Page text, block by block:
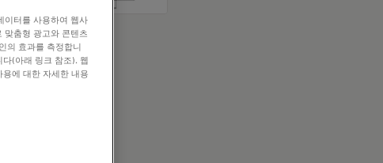
이터를 사용하여 웹사
맞춤형 광고와 콘텐츠
의 효과를 측정합니
(아래 링크 참조). 웹
에 대한 자세한 내용